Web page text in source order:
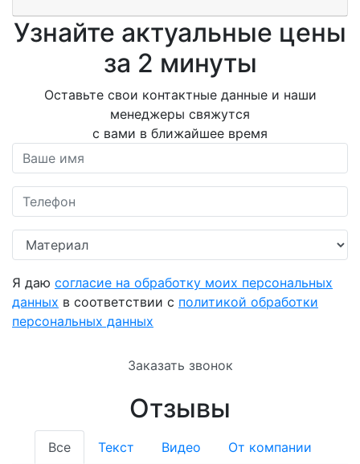
Узнайте актуальные цены
за 2 минуты
Оставьте свои контактные данные и наши
менеджеры свяжутся
с вами в ближайшее время
Я даю согласие на обработку моих персональных
данных в соответствии с политикой обработки
персональных данных
Заказать звонок
Отзывы
Все Текст Видео
От компании